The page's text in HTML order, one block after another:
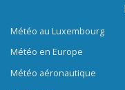
Météo au Luxembourg
Météo en Europe
Météo aéronautique